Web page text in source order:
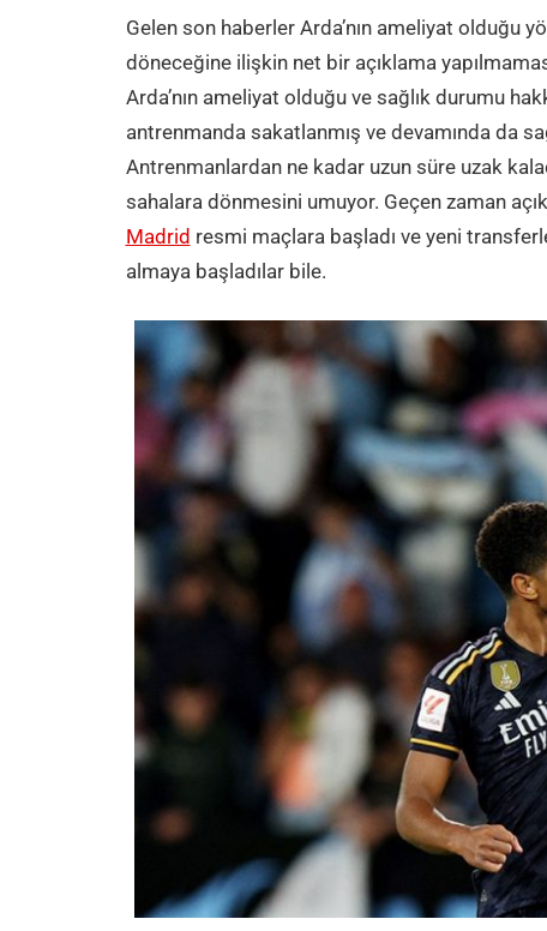
Gelen son haberler Arda’nın ameliyat olduğu
döneceğine ilişkin net bir açıklama
Arda’nın ameliyat olduğu ve sağlık durumu
antrenmanda sakatlanmış ve devamında da
Antrenmanlardan ne kadar uzun süre uzak
sahalara dönmesini umuyor. Geçen zaman
Madrid resmi maçlara başladı ve yeni
almaya başladılar bile.